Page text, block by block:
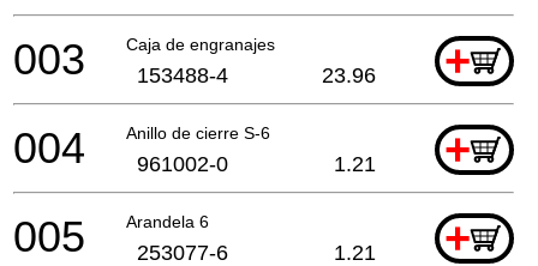
Caja de engranajes +
003 153488-4 23.96
Anillo de cierre S-6 +
004 961002-0 1.21
Arandela 6 +
005 253077-6 1.21